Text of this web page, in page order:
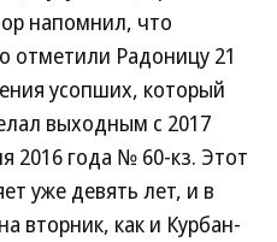
напомнил, что
отметили Радоницу 21
усопших, который
выходным с 2017
2016 года № 60-кз. Этот
уже девять лет, и в
вторник, как и Курбан-